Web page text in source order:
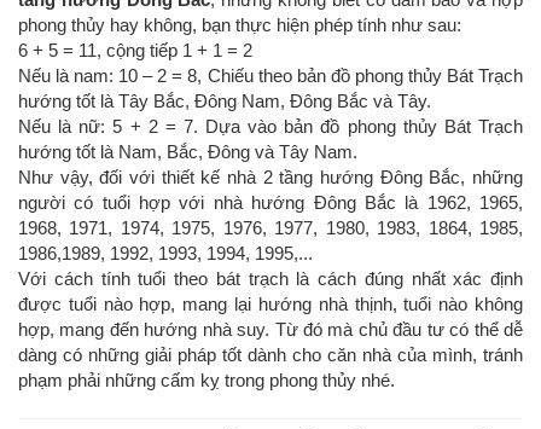
phong thủy hay không, bạn thực hiện phép tính như sau:
6 + 5 = 11, cộng tiếp 1 + 1 = 2
Nếu là nam: 10 – 2 = 8, Chiếu theo bản đồ phong thủy Bát Trạch
hướng tốt là Tây Bắc, Đông Nam, Đông Bắc và Tây.
Nếu là nữ: 5 + 2 = 7. Dựa vào bản đồ phong thủy Bát Trạch
hướng tốt là Nam, Bắc, Đông và Tây Nam.
Như vậy, đối với thiết kế nhà 2 tầng hướng Đông Bắc, những
người có tuổi hợp với nhà hướng Đông Bắc là 1962, 1965,
1968, 1971, 1974, 1975, 1976, 1977, 1980, 1983, 1864, 1985,
1986,1989, 1992, 1993, 1994, 1995,...
Với cách tính tuổi theo bát trạch là cách đúng nhất xác định
được tuổi nào hợp, mang lại hướng nhà thịnh, tuổi nào không
hợp, mang đến hướng nhà suy. Từ đó mà chủ đầu tư có thể dễ
dàng có những giải pháp tốt dành cho căn nhà của mình, tránh
phạm phải những cấm kỵ trong phong thủy nhé.